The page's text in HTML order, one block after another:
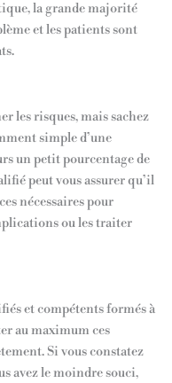
la grande majorité
et les patients sont
les risques, mais sachez
simple d’une
un petit pourcentage de
peut vous assurer qu’il
nécessaires pour
ou les traiter
et compétents formés à
au maximum ces
Si vous constatez
avez le moindre souci,